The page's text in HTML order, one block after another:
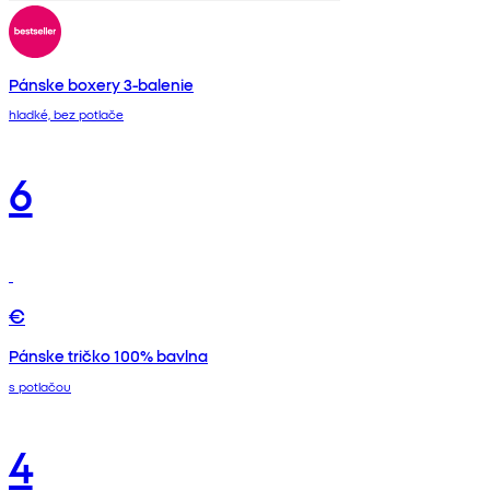
Pánske boxery 3-balenie
hladké, bez potlače
6
€
Pánske tričko 100% bavlna
s potlačou
4